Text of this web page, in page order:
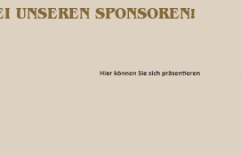
UNSEREN SPONSOREN!